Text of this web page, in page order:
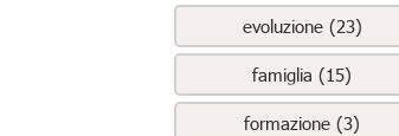
evoluzione (23)
famiglia (15)
formazione (3)